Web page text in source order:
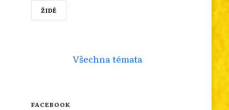
ŽIDÉ
Všechna témata
FACEBOOK